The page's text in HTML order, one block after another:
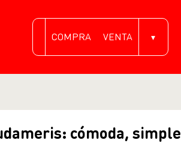
COMPRA VENTA ▾
cómoda, simple